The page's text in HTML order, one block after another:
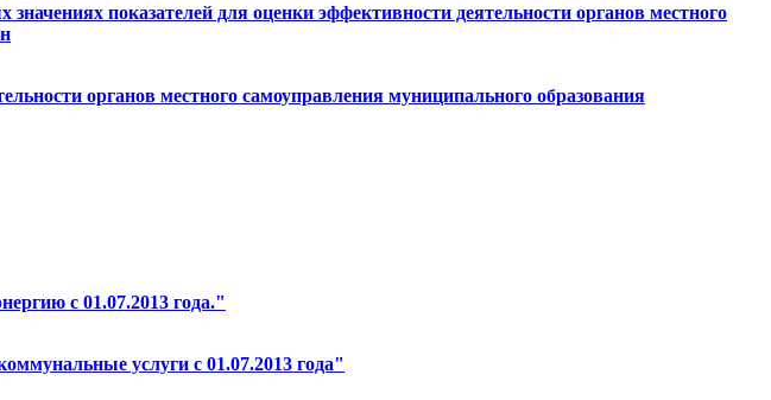
показателей для оценки эффективности деятельности органов местного
органов местного самоуправления муниципального образования
с 01.07.2013 года."
услуги с 01.07.2013 года"